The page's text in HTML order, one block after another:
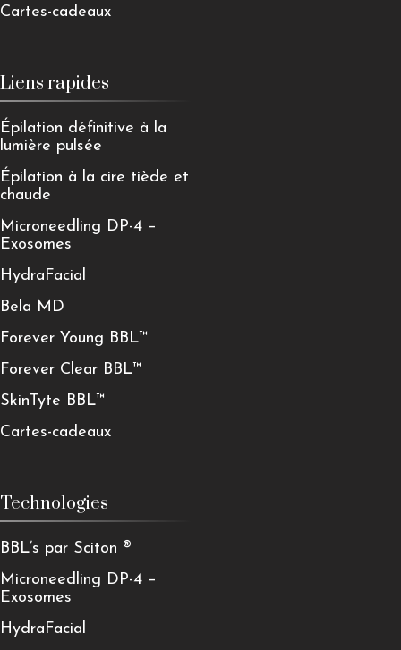
Cartes-cadeaux
Liens rapides
Épilation définitive à la
lumière pulsée
Épilation à la cire tiède et
chaude
Microneedling DP-4 –
Exosomes
HydraFacial
Bela MD
Forever Young BBL™
Forever Clear BBL™
SkinTyte BBL™
Cartes-cadeaux
Technologies
BBL’s par Sciton ®
Microneedling DP-4 –
Exosomes
HydraFacial